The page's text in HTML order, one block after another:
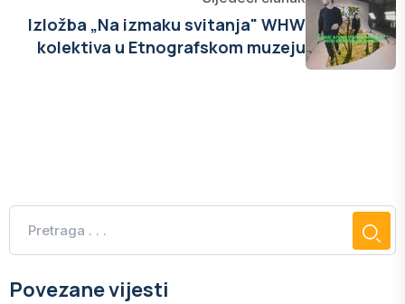
Izložba „Na izmaku svitanja" WHW
kolektiva u Etnografskom muzeju
Povezane vijesti